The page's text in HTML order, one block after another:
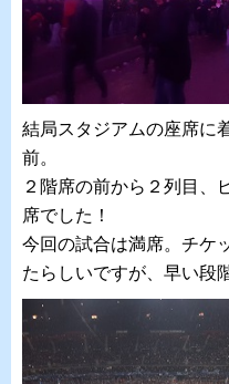
結局スタジアムの座席に
前。
２階席の前から２列目、
席でした！
今回の試合は満席。チケ
たらしいですが、早い段